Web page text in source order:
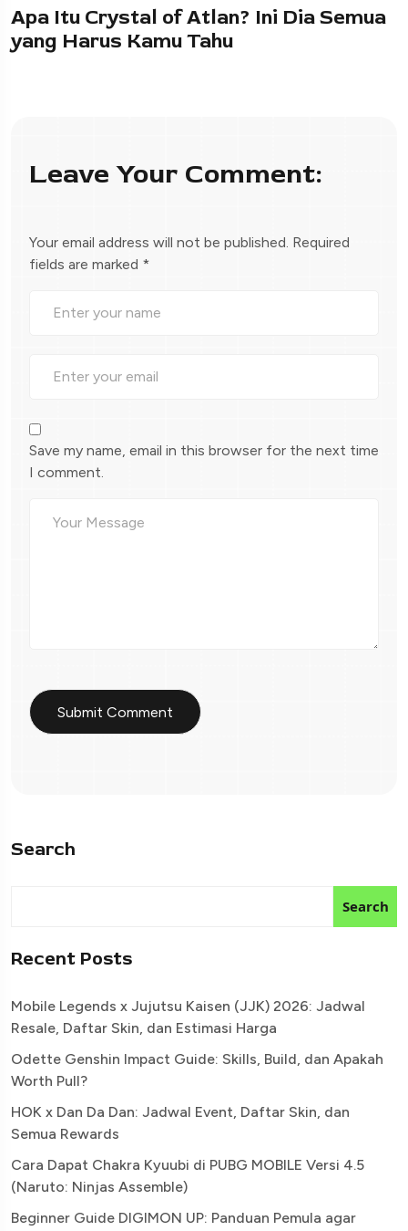
Apa Itu Crystal of Atlan? Ini Dia Semua
yang Harus Kamu Tahu
Leave Your Comment:
Your email address will not be published. Required
fields are marked *
Save my name, email in this browser for the next time
I comment.
Search
Search
Recent Posts
Mobile Legends x Jujutsu Kaisen (JJK) 2026: Jadwal
Resale, Daftar Skin, dan Estimasi Harga
Odette Genshin Impact Guide: Skills, Build, dan Apakah
Worth Pull?
HOK x Dan Da Dan: Jadwal Event, Daftar Skin, dan
Semua Rewards
Cara Dapat Chakra Kyuubi di PUBG MOBILE Versi 4.5
(Naruto: Ninjas Assemble)
Beginner Guide DIGIMON UP: Panduan Pemula agar